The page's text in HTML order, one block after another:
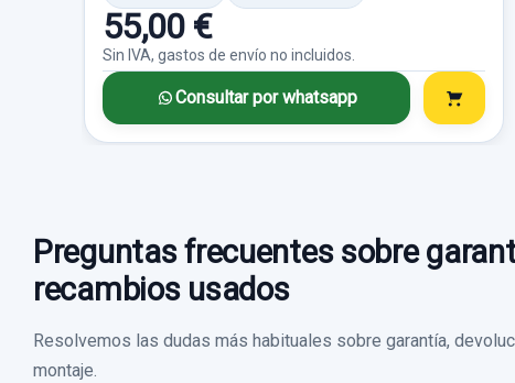
55,00 €
Sin IVA, gastos de envío no incluidos.
Consultar por whatsapp
Preguntas frecuentes sobre
recambios usados
Resolvemos las dudas más habituales sobre garantía,
montaje.